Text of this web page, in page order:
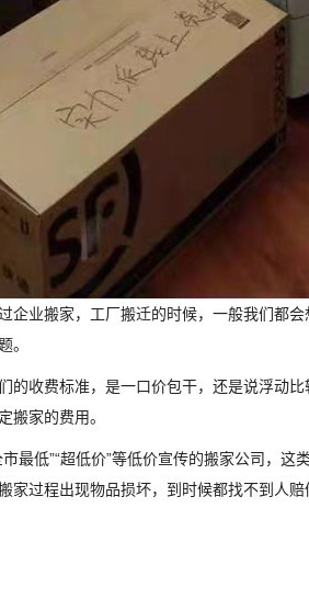
企业搬家，工厂搬迁的时候，一般我们都
。
的收费标准，是一口价包干，还是说浮动
搬家的费用。
最低”“超低价”等低价宣传的搬家公司，
家过程出现物品损坏，到时候都找不到人